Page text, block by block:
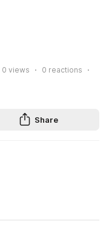
0 views 0 reactions
Share